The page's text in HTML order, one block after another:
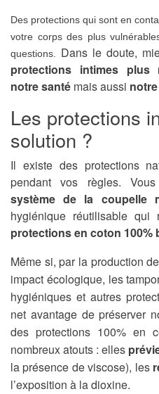
Des protections qui sont en
votre corps des plus
questions. Dans le doute,
protections intimes plus
notre santé mais aussi
Les protections
solution ?
Il existe des protections
pendant vos règles.
système de la coupelle
hygiénique réutilisable
protections en coton 100%
Même si, par la production
impact écologique, les
hygiéniques et autres
net avantage de préserver
des protections 100% en
nombreux atouts : elles
la présence de viscose), les
l’exposition à la dioxine.